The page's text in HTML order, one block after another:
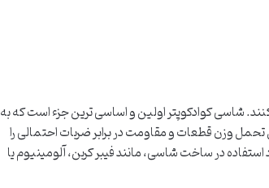
شاسی کوادکوپتر اولین و اساسی ترین جزء است که به
وزن قطعات و مقاومت در برابر ضربات احتمالی را
در ساخت شاسی، مانند فیبر کربن، آلومینیوم یا